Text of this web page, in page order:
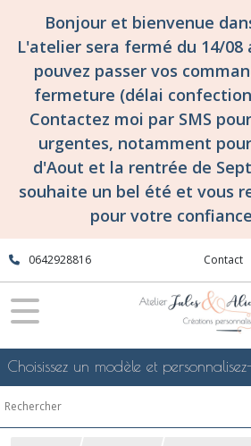
Bonjour et bienvenue
L'atelier sera fermé du 14/08
pouvez passer vos
fermeture (délai
Contactez moi par SMS
urgentes, notamment
d'Aout et la rentrée de
souhaite un bel été et vous
pour votre
0642928816 Contact